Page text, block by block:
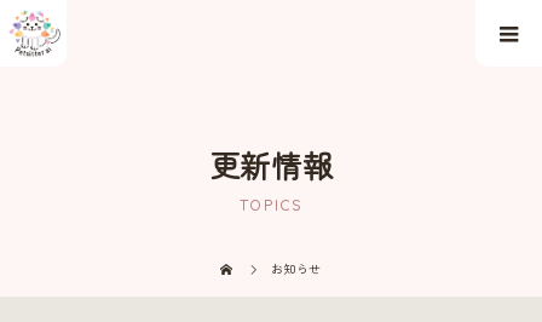
更新情報
TOPICS
お知らせ